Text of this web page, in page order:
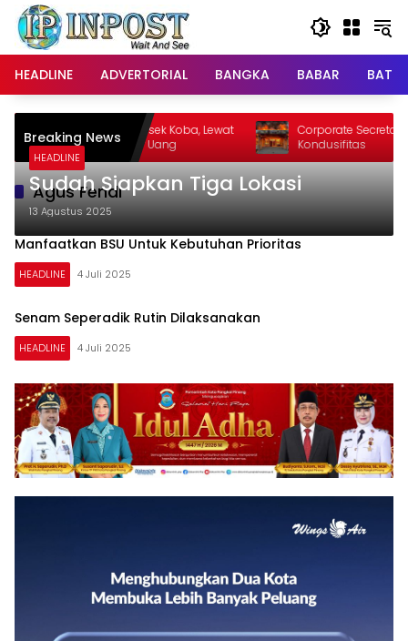
Langsung
konten
HEADLINE
ADVERTORIAL BANGKA BABAR
Breaking News
Nama Kapolsek Koba, Lewat
Transfer Uang
Corporate Secretary PT TIMAH
Kondusifitas
Agus Fendi
HEADLINE
Sudah Siapkan Tiga Lokasi
13 Agustus 2025
Manfaatkan BSU Untuk Kebutuhan Prioritas
HEADLINE 4 Juli 2025
Senam Seperadik Rutin Dilaksanakan
HEADLINE 4 Juli 2025